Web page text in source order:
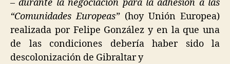
– durante la negociación para la adhesión a las
“Comunidades Europeas”(hoy Unión Europea)
realizada por Felipe González y en la que una
de las condiciones debería haber sido la
descolonización de Gibraltar y